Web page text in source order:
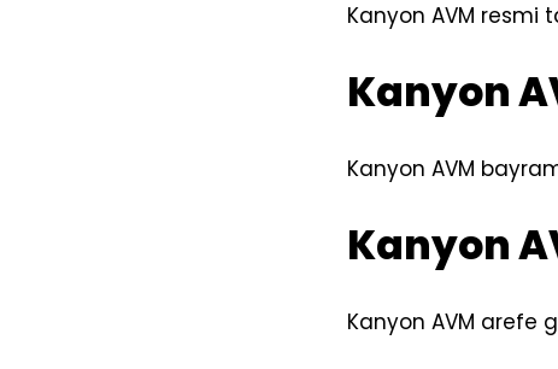
Kanyon AVM resmi
Kanyon
Kanyon AVM
Kanyon
Kanyon AVM arefe